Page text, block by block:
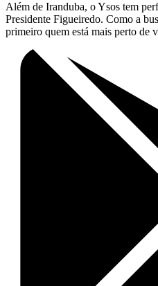
Além de Iranduba, o Ysos tem
Presidente Figueiredo. Como a
primeiro quem está mais perto de